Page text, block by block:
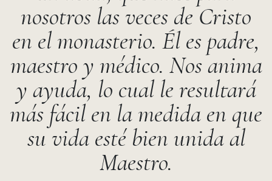
nosotros las veces de Cristo
en el monasterio. Él es padre,
maestro y médico. Nos anima
y ayuda, lo cual le resultará
más fácil en la medida en que
su vida esté bien unida al
Maestro.